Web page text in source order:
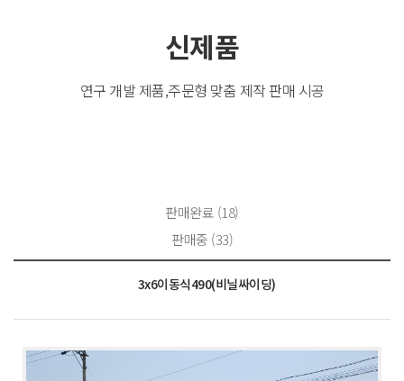
신제품
연구 개발 제품,주문형 맞춤 제작 판매 시공
판매완료 (18)
판매중 (33)
3x6이동식490(비닐싸이딩)